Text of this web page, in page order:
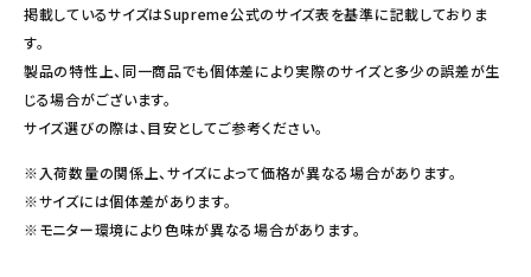
掲載しているサイズはSupreme公式のサイズ表を基準に記載しておりま
す。
製品の特性上、同一商品でも個体差により実際のサイズと多少の誤差が生
じる場合がございます。
サイズ選びの際は、目安としてご参考ください。
※入荷数量の関係上、サイズによって価格が異なる場合があります。
※サイズには個体差があります。
※モニター環境により色味が異なる場合があります。